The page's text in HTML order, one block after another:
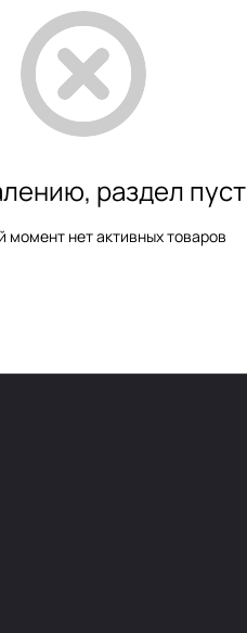
раздел пуст
момент нет активных товаров